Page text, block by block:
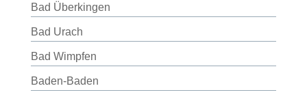
Bad Überkingen
Bad Urach
Bad Wimpfen
Baden-Baden